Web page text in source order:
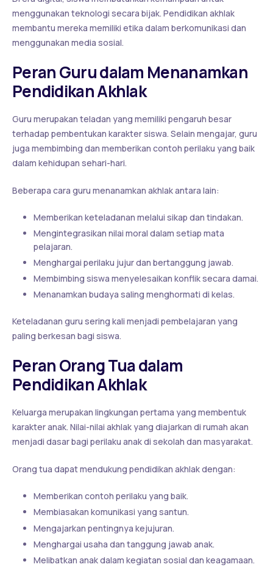
menggunakan teknologi secara bijak. Pendidikan akhlak
membantu mereka memiliki etika dalam berkomunikasi dan
menggunakan media sosial.
Peran Guru dalam Menanamkan
Pendidikan Akhlak
Guru merupakan teladan yang memiliki pengaruh besar
terhadap pembentukan karakter siswa. Selain mengajar, guru
juga membimbing dan memberikan contoh perilaku yang baik
dalam kehidupan sehari-hari.
Beberapa cara guru menanamkan akhlak antara lain:
Memberikan keteladanan melalui sikap dan tindakan.
Mengintegrasikan nilai moral dalam setiap mata
pelajaran.
Menghargai perilaku jujur dan bertanggung jawab.
Membimbing siswa menyelesaikan konflik secara damai.
Menanamkan budaya saling menghormati di kelas.
Keteladanan guru sering kali menjadi pembelajaran yang
paling berkesan bagi siswa.
Peran Orang Tua dalam
Pendidikan Akhlak
Keluarga merupakan lingkungan pertama yang membentuk
karakter anak. Nilai-nilai akhlak yang diajarkan di rumah akan
menjadi dasar bagi perilaku anak di sekolah dan masyarakat.
Orang tua dapat mendukung pendidikan akhlak dengan:
Memberikan contoh perilaku yang baik.
Membiasakan komunikasi yang santun.
Mengajarkan pentingnya kejujuran.
Menghargai usaha dan tanggung jawab anak.
Melibatkan anak dalam kegiatan sosial dan keagamaan.